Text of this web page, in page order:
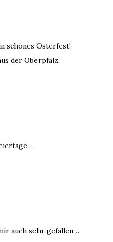
schönes Osterfest!
der Oberpfalz,
…
auch sehr gefallen…